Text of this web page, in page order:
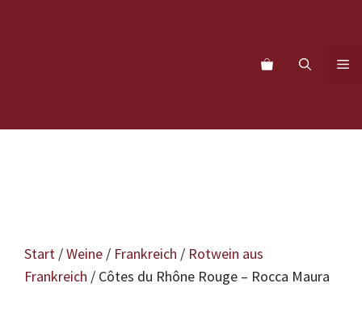
Start /Weine / Frankreich / Rotwein aus
Frankreich / Côtes du Rhône Rouge – Rocca Maura